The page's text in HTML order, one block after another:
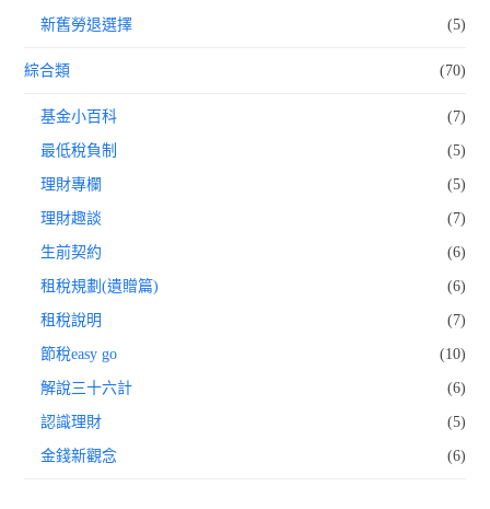
新舊勞退選擇 (5)
綜合類 (70)
基金小百科 (7)
最低稅負制 (5)
理財專欄 (5)
理財趣談 (7)
生前契約 (6)
租稅規劃(遺贈篇) (6)
租稅說明 (7)
節稅easy go (10)
解說三十六計 (6)
認識理財 (5)
金錢新觀念 (6)